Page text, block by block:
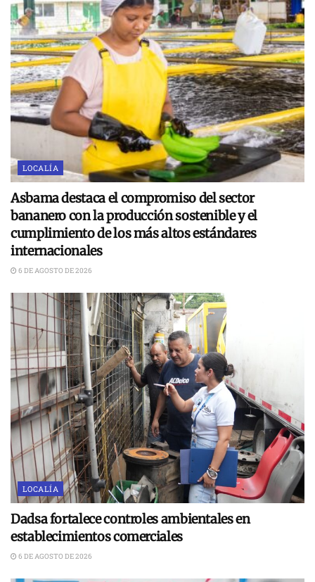
LOCALÍA
Asbama destaca el compromiso del sector
bananero con la producción sostenible y el
cumplimiento de los más altos estándares
internacionales
6 DE AGOSTO DE 2026
LOCALÍA
Dadsa fortalece controles ambientales en
establecimientos comerciales
6 DE AGOSTO DE 2026